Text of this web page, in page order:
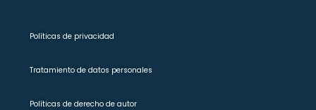
Políticas de privacidad
Tratamiento de datos personales
Políticas de derecho de autor